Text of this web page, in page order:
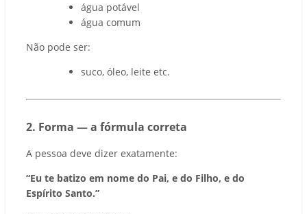
água potável
água comum
Não pode ser:
suco, óleo, leite etc.
2️. Forma — a fórmula correta
A pessoa deve dizer exatamente:
“Eu te batizo em nome do Pai, e do Filho, e do
Espírito Santo.”